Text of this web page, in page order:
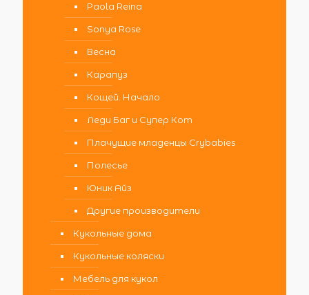
Paola Reina
Sonya Rose
Весна
Карапуз
Кощей. Начало
Леди Баг и Супер Кот
Плачущие младенцы Crybabies
Полесье
Юник Айз
Другие производители
Кукольные дома
Кукольные коляски
Мебель для кукол